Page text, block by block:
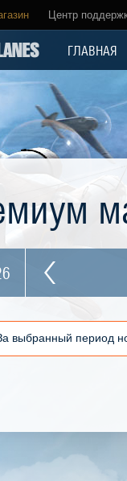
Центр
ГЛАВНАЯ
выбранный период